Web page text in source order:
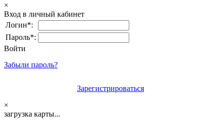
×
Вход в личный кабинет
Логин*:
Пароль*:
Войти
Забыли пароль?
Зарегистрироваться
×
загрузка карты...